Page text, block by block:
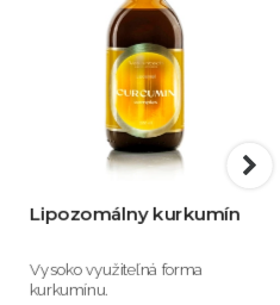
Lipozomálny kurkumín
Vysoko využiteľná forma
kurkumínu.